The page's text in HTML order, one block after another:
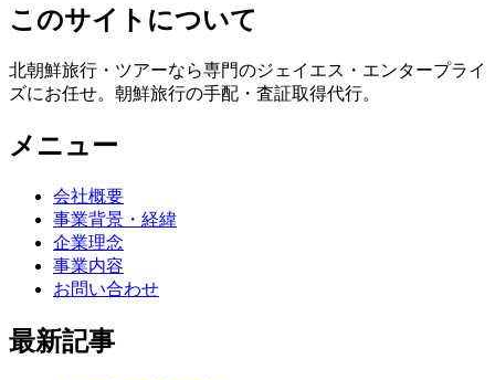
このサイトについて
北朝鮮旅行・ツアーなら専門のジェイエス・エンタープライ
ズにお任せ。朝鮮旅行の手配・査証取得代行。
メニュー
会社概要
事業背景・経緯
企業理念
事業内容
お問い合わせ
最新記事